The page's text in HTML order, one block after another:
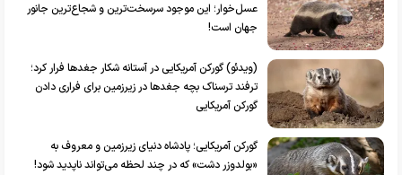
عسل‌خوار؛ این موجود سرسخت‌ترین و شجاع‌ترین جانور
جهان است!
(ویدئو) گورکن آمریکایی در آستانه شکار جغد‌ها فرار کرد؛
ترفند ترسناک بچه جغد‌ها در زیرزمین برای فراری دادن
گورکن آمریکایی
گورکن آمریکایی؛ پادشاه دنیای زیرزمین و معروف به
«بولدوزر دشت» که در چند لحظه می‌تواند ناپدید شود!